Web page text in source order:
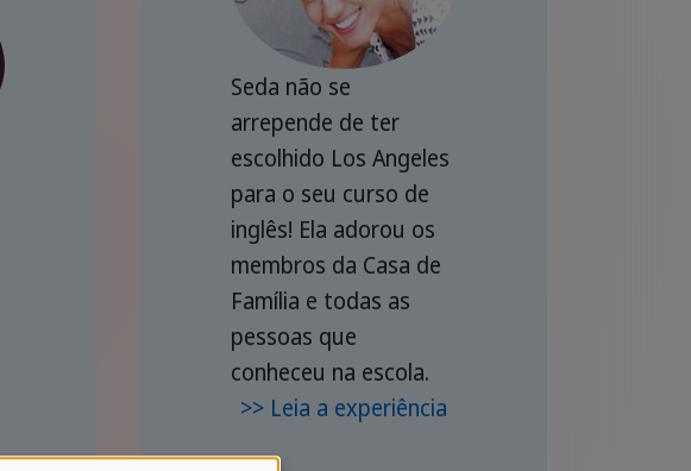
Seda não se
arrepende de ter
escolhido Los Angeles
para o seu curso de
inglês! Ela adorou os
membros da Casa de
Família e todas as
pessoas que
conheceu na escola.
>> Leia a experiência